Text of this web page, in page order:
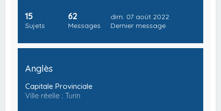
15
Sujets
62
Messages
dim. 07 août 2022
Dernier message
Anglès
Capitale Provinciale
Ville réelle : Turin